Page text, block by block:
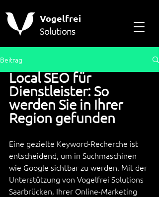
Vogelfrei
Solutions
Beitrag
Local SEO für
Dienstleister: So
werden Sie in Ihrer
Region gefunden
Eine gezielte Keyword-Recherche ist
entscheidend, um in Suchmaschinen
wie Google sichtbar zu werden. Mit der
Unterstützung von Vogelfrei Solutions
Saarbrücken, Ihrer Online-Marketing